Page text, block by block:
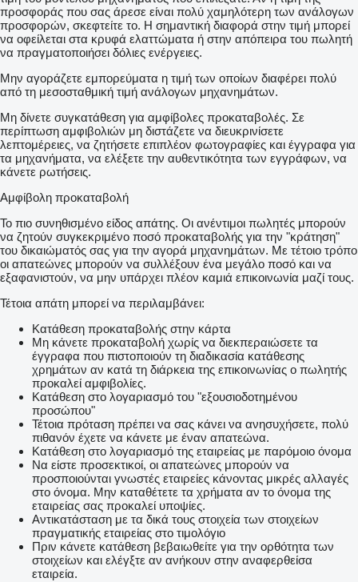
προσφοράς που σας άρεσε είναι πολύ χαμηλότερη των ανάλογων
προσφορών, σκεφτείτε το. Η σημαντική διαφορά στην τιμή μπορεί
να οφείλεται στα κρυφά ελαττώματα ή στην απόπειρα του πωλητή
να πραγματοποιήσει δόλιες ενέργειες.
Μην αγοράζετε εμπορεύματα η τιμή των οποίων διαφέρει πολύ
από τη μεσοσταθμική τιμή ανάλογων μηχανημάτων.
Μη δίνετε συγκατάθεση για αμφίβολες προκαταβολές. Σε
περίπτωση αμφιβολιών μη διστάζετε να διευκρινίσετε
λεπτομέρειες, να ζητήσετε επιπλέον φωτογραφίες και έγγραφα για
τα μηχανήματα, να ελέξετε την αυθεντικότητα των εγγράφων, να
κάνετε ρωτήσεις.
Αμφίβολη προκαταβολή
Το πιο συνηθισμένο είδος απάτης. Οι ανέντιμοι πωλητές μπορούν
να ζητούν συγκεκριμένο ποσό προκαταβολής για την "κράτηση"
του δικαιώματός σας για την αγορά μηχανημάτων. Με τέτοιο τρόπο
οι απατεώνες μπορούν να συλλέξουν ένα μεγάλο ποσό και να
εξαφανιστούν, να μην υπάρχει πλέον καμιά επικοινωνία μαζί τους.
Τέτοια απάτη μπορεί να περιλαμβάνει:
Κατάθεση προκαταβολής στην κάρτα
Μη κάνετε προκαταβολή χωρίς να διεκπεραιώσετε τα
έγγραφα που πιστοποιούν τη διαδικασία κατάθεσης
χρημάτων αν κατά τη διάρκεια της επικοινωνίας ο πωλητής
προκαλεί αμφιβολίες.
Κατάθεση στο λογαριασμό του "εξουσιοδοτημένου
προσώπου"
Τέτοια πρόταση πρέπει να σας κάνει να ανησυχήσετε, πολύ
πιθανόν έχετε να κάνετε με έναν απατεώνα.
Κατάθεση στο λογαριασμό της εταιρείας με παρόμοιο όνομα
Να είστε προσεκτικοί, οι απατεώνες μπορούν να
προσποιούνται γνωστές εταιρείες κάνοντας μικρές αλλαγές
στο όνομα. Μην καταθέτετε τα χρήματα αν το όνομα της
εταιρείας σας προκαλεί υποψίες.
Αντικατάσταση με τα δικά τους στοιχεία των στοιχείων
πραγματικής εταιρείας στο τιμολόγιο
Πριν κάνετε κατάθεση βεβαιωθείτε για την ορθότητα των
στοιχείων και ελέγξτε αν ανήκουν στην αναφερθείσα
εταιρεία.